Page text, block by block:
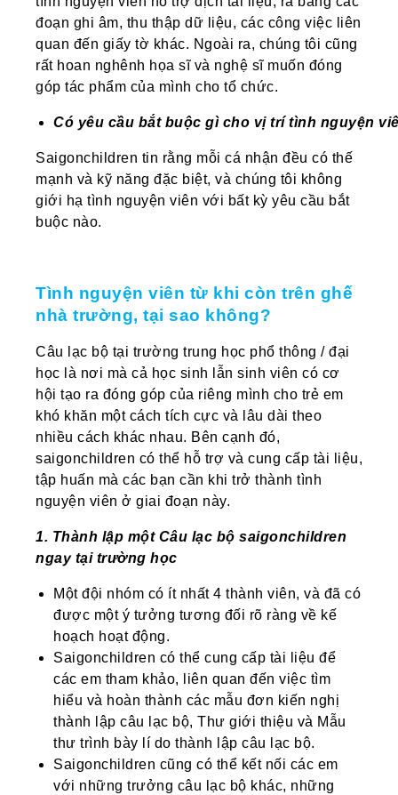
đoạn ghi âm, thu thập dữ liệu, các công việc liên
quan đến giấy tờ khác. Ngoài ra, chúng tôi cũng
rất hoan nghênh họa sĩ và nghệ sĩ muốn đóng
góp tác phẩm của mình cho tổ chức.
Có yêu cầu bắt buộc gì cho vị trí tình nguyện
Saigonchildren tin rằng mỗi cá nhận đều có thế
mạnh và kỹ năng đặc biệt, và chúng tôi không
giới hạ tình nguyện viên với bất kỳ yêu cầu bắt
buộc nào.
Tình nguyện viên từ khi còn trên ghế
nhà trường, tại sao không?
Câu lạc bộ tại trường trung học phổ thông / đại
học là nơi mà cả học sinh lẫn sinh viên có cơ
hội tạo ra đóng góp của riêng mình cho trẻ em
khó khăn một cách tích cực và lâu dài theo
nhiều cách khác nhau. Bên cạnh đó,
saigonchildren có thể hỗ trợ và cung cấp tài liệu,
tập huấn mà các bạn cần khi trở thành tình
nguyện viên ở giai đoạn này.
1. Thành lập một Câu lạc bộ saigonchildren
ngay tại trường học
Một đội nhóm có ít nhất 4 thành viên, và đã có
được một ý tưởng tương đối rõ ràng về kế
hoạch hoạt động.
Saigonchildren có thể cung cấp tài liệu để
các em tham khảo, liên quan đến việc tìm
hiểu và hoàn thành các mẫu đơn kiến nghị
thành lập câu lạc bộ, Thư giới thiệu và Mẫu
thư trình bày lí do thành lập câu lạc bộ.
Saigonchildren cũng có thể kết nối các em
với những trưởng câu lạc bộ khác, những